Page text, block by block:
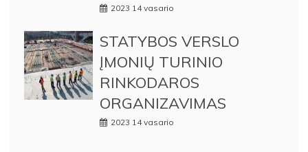
2023 14 vasario
STATYBOS VERSLO
ĮMONIŲ TURINIO
RINKODAROS
ORGANIZAVIMAS
2023 14 vasario